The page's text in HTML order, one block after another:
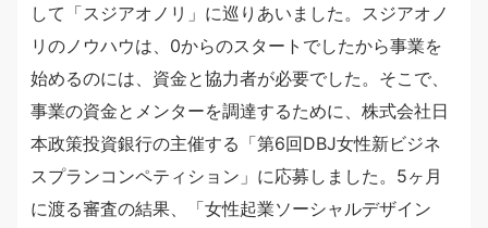
して「スジアオノリ」に巡りあいました。スジアオノ
リのノウハウは、0からのスタートでしたから事業を
始めるのには、資金と協力者が必要でした。そこで、
事業の資金とメンターを調達するために、株式会社日
本政策投資銀行の主催する「第6回DBJ女性新ビジネ
スプランコンペティション」に応募しました。5ヶ月
に渡る審査の結果、「女性起業ソーシャルデザイン